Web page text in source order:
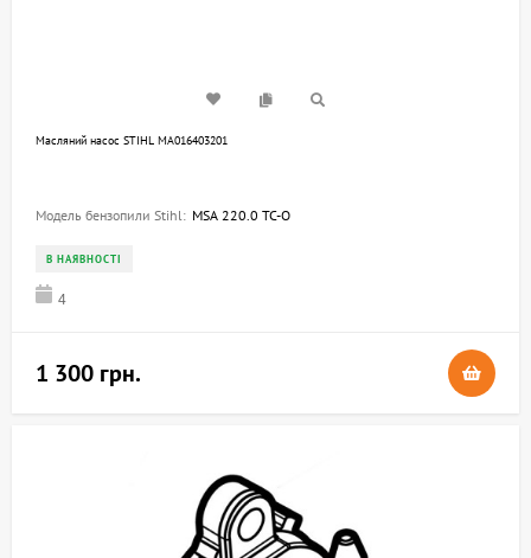
Масляний насос STIHL MA016403201
Модель бензопили Stihl: MSA 220.0 TC-O
В НАЯВНОСТІ
4
1 300 грн.